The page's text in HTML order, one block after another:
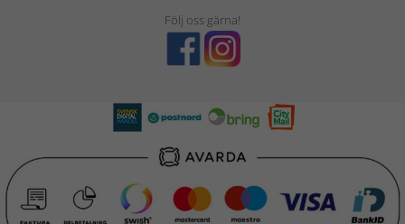
Följ oss gärna!